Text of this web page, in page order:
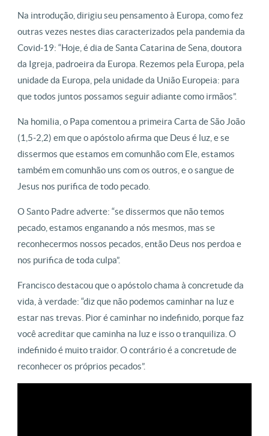
Na introdução, dirigiu seu pensamento à Europa, como fez
outras vezes nestes dias caracterizados pela pandemia da
Covid-19: “Hoje, é dia de Santa Catarina de Sena, doutora
da Igreja, padroeira da Europa. Rezemos pela Europa, pela
unidade da Europa, pela unidade da União Europeia: para
que todos juntos possamos seguir adiante como irmãos”.
Na homilia, o Papa comentou a primeira Carta de São João
(1,5-2,2) em que o apóstolo afirma que Deus é luz, e se
dissermos que estamos em comunhão com Ele, estamos
também em comunhão uns com os outros, e o sangue de
Jesus nos purifica de todo pecado.
O Santo Padre adverte: “se dissermos que não temos
pecado, estamos enganando a nós mesmos, mas se
reconhecermos nossos pecados, então Deus nos perdoa e
nos purifica de toda culpa”.
Francisco destacou que o apóstolo chama à concretude da
vida, à verdade: “diz que não podemos caminhar na luz e
estar nas trevas. Pior é caminhar no indefinido, porque faz
você acreditar que caminha na luz e isso o tranquiliza. O
indefinido é muito traidor. O contrário é a concretude de
reconhecer os próprios pecados”.